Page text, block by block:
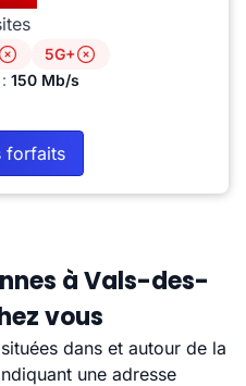
5G+
150 Mb/s
forfaits
à Vals-des-
vous
dans et autour de la
une adresse